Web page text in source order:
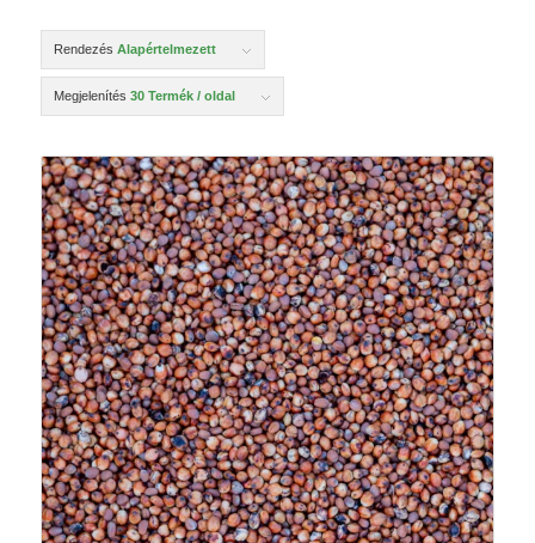
Rendezés Alapértelmezett
Megjelenítés 30 Termék / oldal